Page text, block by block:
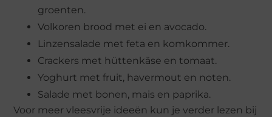
groenten.
Volkoren brood met ei en avocado.
Linzensalade met feta en komkommer.
Crackers met hüttenkäse en tomaat.
Yoghurt met fruit, havermout en noten.
Salade met bonen, mais en paprika.
Voor meer vleesvrije ideeën kun je verder lezen bij